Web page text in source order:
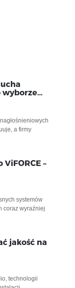
wyborze…
a firmy
ViFORCE –
systemów
coraz wyraźniej
jakość na
technologii